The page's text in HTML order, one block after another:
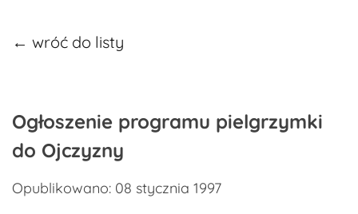
← wróć do listy
Ogłoszenie programu pielgrzymki
do Ojczyzny
Opublikowano: 08 stycznia 1997